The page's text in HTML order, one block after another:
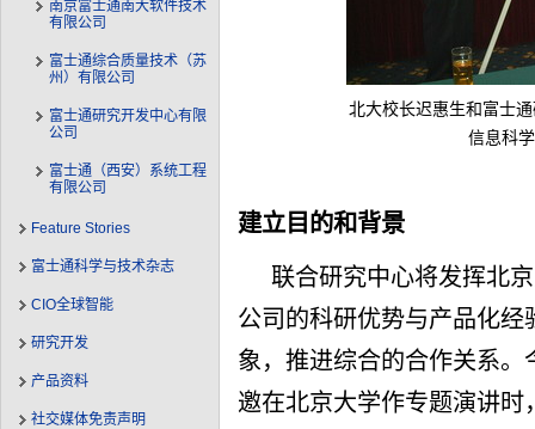
南京富士通南大软件技术
有限公司
富士通综合质量技术（苏
州）有限公司
富士通研究开发中心有限
公司
富士通（西安）系统工程
有限公司
Feature Stories
富士通科学与技术杂志
CIO全球智能
研究开发
产品资料
社交媒体免责声明
北大校长迟惠生和富士
信息科
建立目的和背景
联合研究中心将发挥北
公司的科研优势与产品化
象，推进综合的合作关系
邀在北京大学作专题演讲